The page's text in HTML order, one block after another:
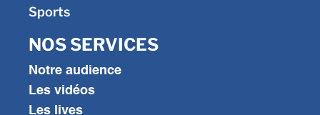
Sports
NOS SERVICES
Notre audience
Les vidéos
Les lives